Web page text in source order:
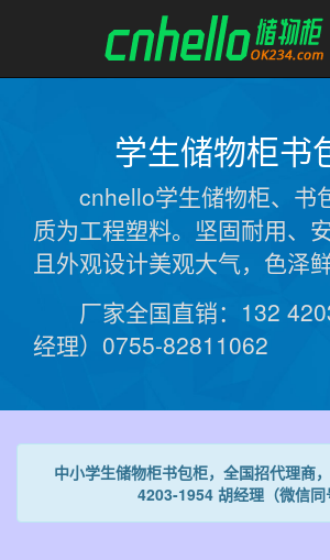
学生储物柜书
cnhello学生储物柜、书
质为工程塑料。坚固耐用、
且外观设计美观大气，色泽鲜
厂家全国直销：132
经理）0755-82811062
中小学生储物柜书包柜，全国招代理商
4203-1954 胡经理（微信同